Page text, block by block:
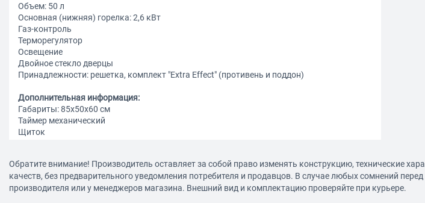
Объем: 50 л
Основная (нижняя) горелка: 2,6 кВт
Газ-контроль
Терморегулятор
Освещение
Двойное стекло дверцы
Принадлежности: решетка, комплект "Extra Effect" (противень и поддон)
Дополнительная информация:
Габариты: 85х50х60 см
Таймер механический
Щиток
Жиклеры под сжиженный газ
Обратите внимание! Производитель оставляет за собой право изменять конструкцию, технические
качеств, без предварительного уведомления потребителя и продавцов. В случае любых сомнений
производителя или у менеджеров магазина. Внешний вид и комплектацию проверяйте при курьере.